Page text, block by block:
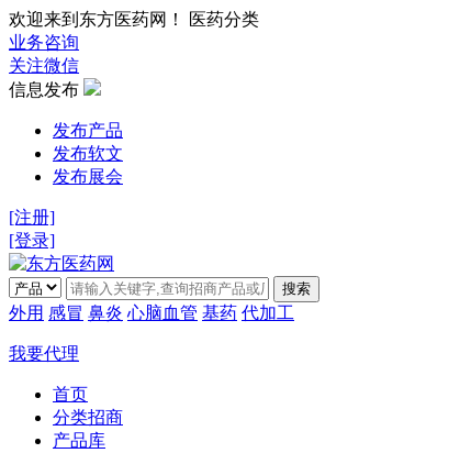
欢迎来到东方医药网！ 医药分类
业务咨询
关注微信
信息发布
发布产品
发布软文
发布展会
[注册]
[登录]
搜索
外用 感冒 鼻炎 心脑血管 基药 代加工
我要代理
首页
分类招商
产品库